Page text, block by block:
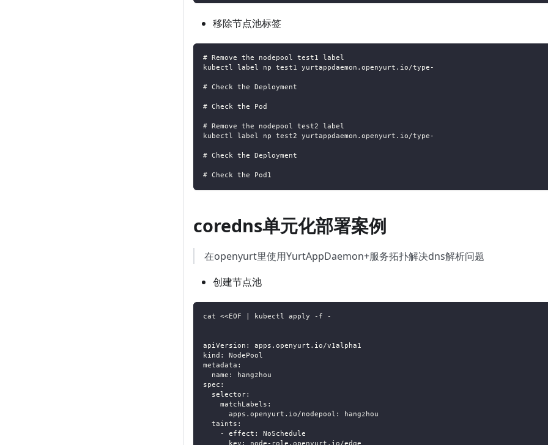
移除节点池标签
# Remove the nodepool test1 label
kubectl label np test1 yurtappdaemon.openyurt.io/type-
# Check the Deployment
# Check the Pod
# Remove the nodepool test2 label
kubectl label np test2 yurtappdaemon.openyurt.io/type-
# Check the Deployment
# Check the Pod1
coredns单元化部署案例
在openyurt里使用YurtAppDaemon+服务拓扑解决dns解析问题
创建节点池
cat <<EOF | kubectl apply -f -
apiVersion: apps.openyurt.io/v1alpha1
kind: NodePool
metadata:
  name: hangzhou
spec:
  selector:
    matchLabels:
      apps.openyurt.io/nodepool: hangzhou
  taints:
    - effect: NoSchedule